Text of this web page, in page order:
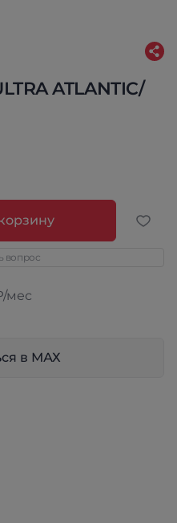
ATLANTIC/
вопрос
мес
в МАХ